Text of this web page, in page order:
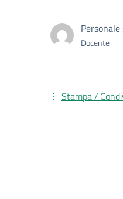
Docente
Stampa /